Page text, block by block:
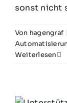
sonst nicht
Von hagengraf |
Weiterlesen